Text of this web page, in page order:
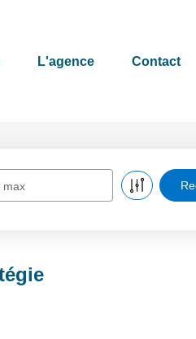
L'agence Contact
max